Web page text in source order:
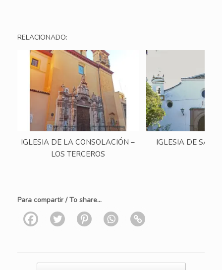
RELACIONADO:
IGLESIA DE LA CONSOLACIÓN –
LOS TERCEROS
IGLESIA DE SAN
Para compartir / To share...